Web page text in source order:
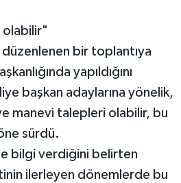
olabilir"
düzenlenen bir toplantıya
yapıldığını
başkan adaylarına yönelik,
manevi talepleri olabilir, bu
sürdü.
bilgi verdiğini belirten
ilerleyen dönemlerde bu